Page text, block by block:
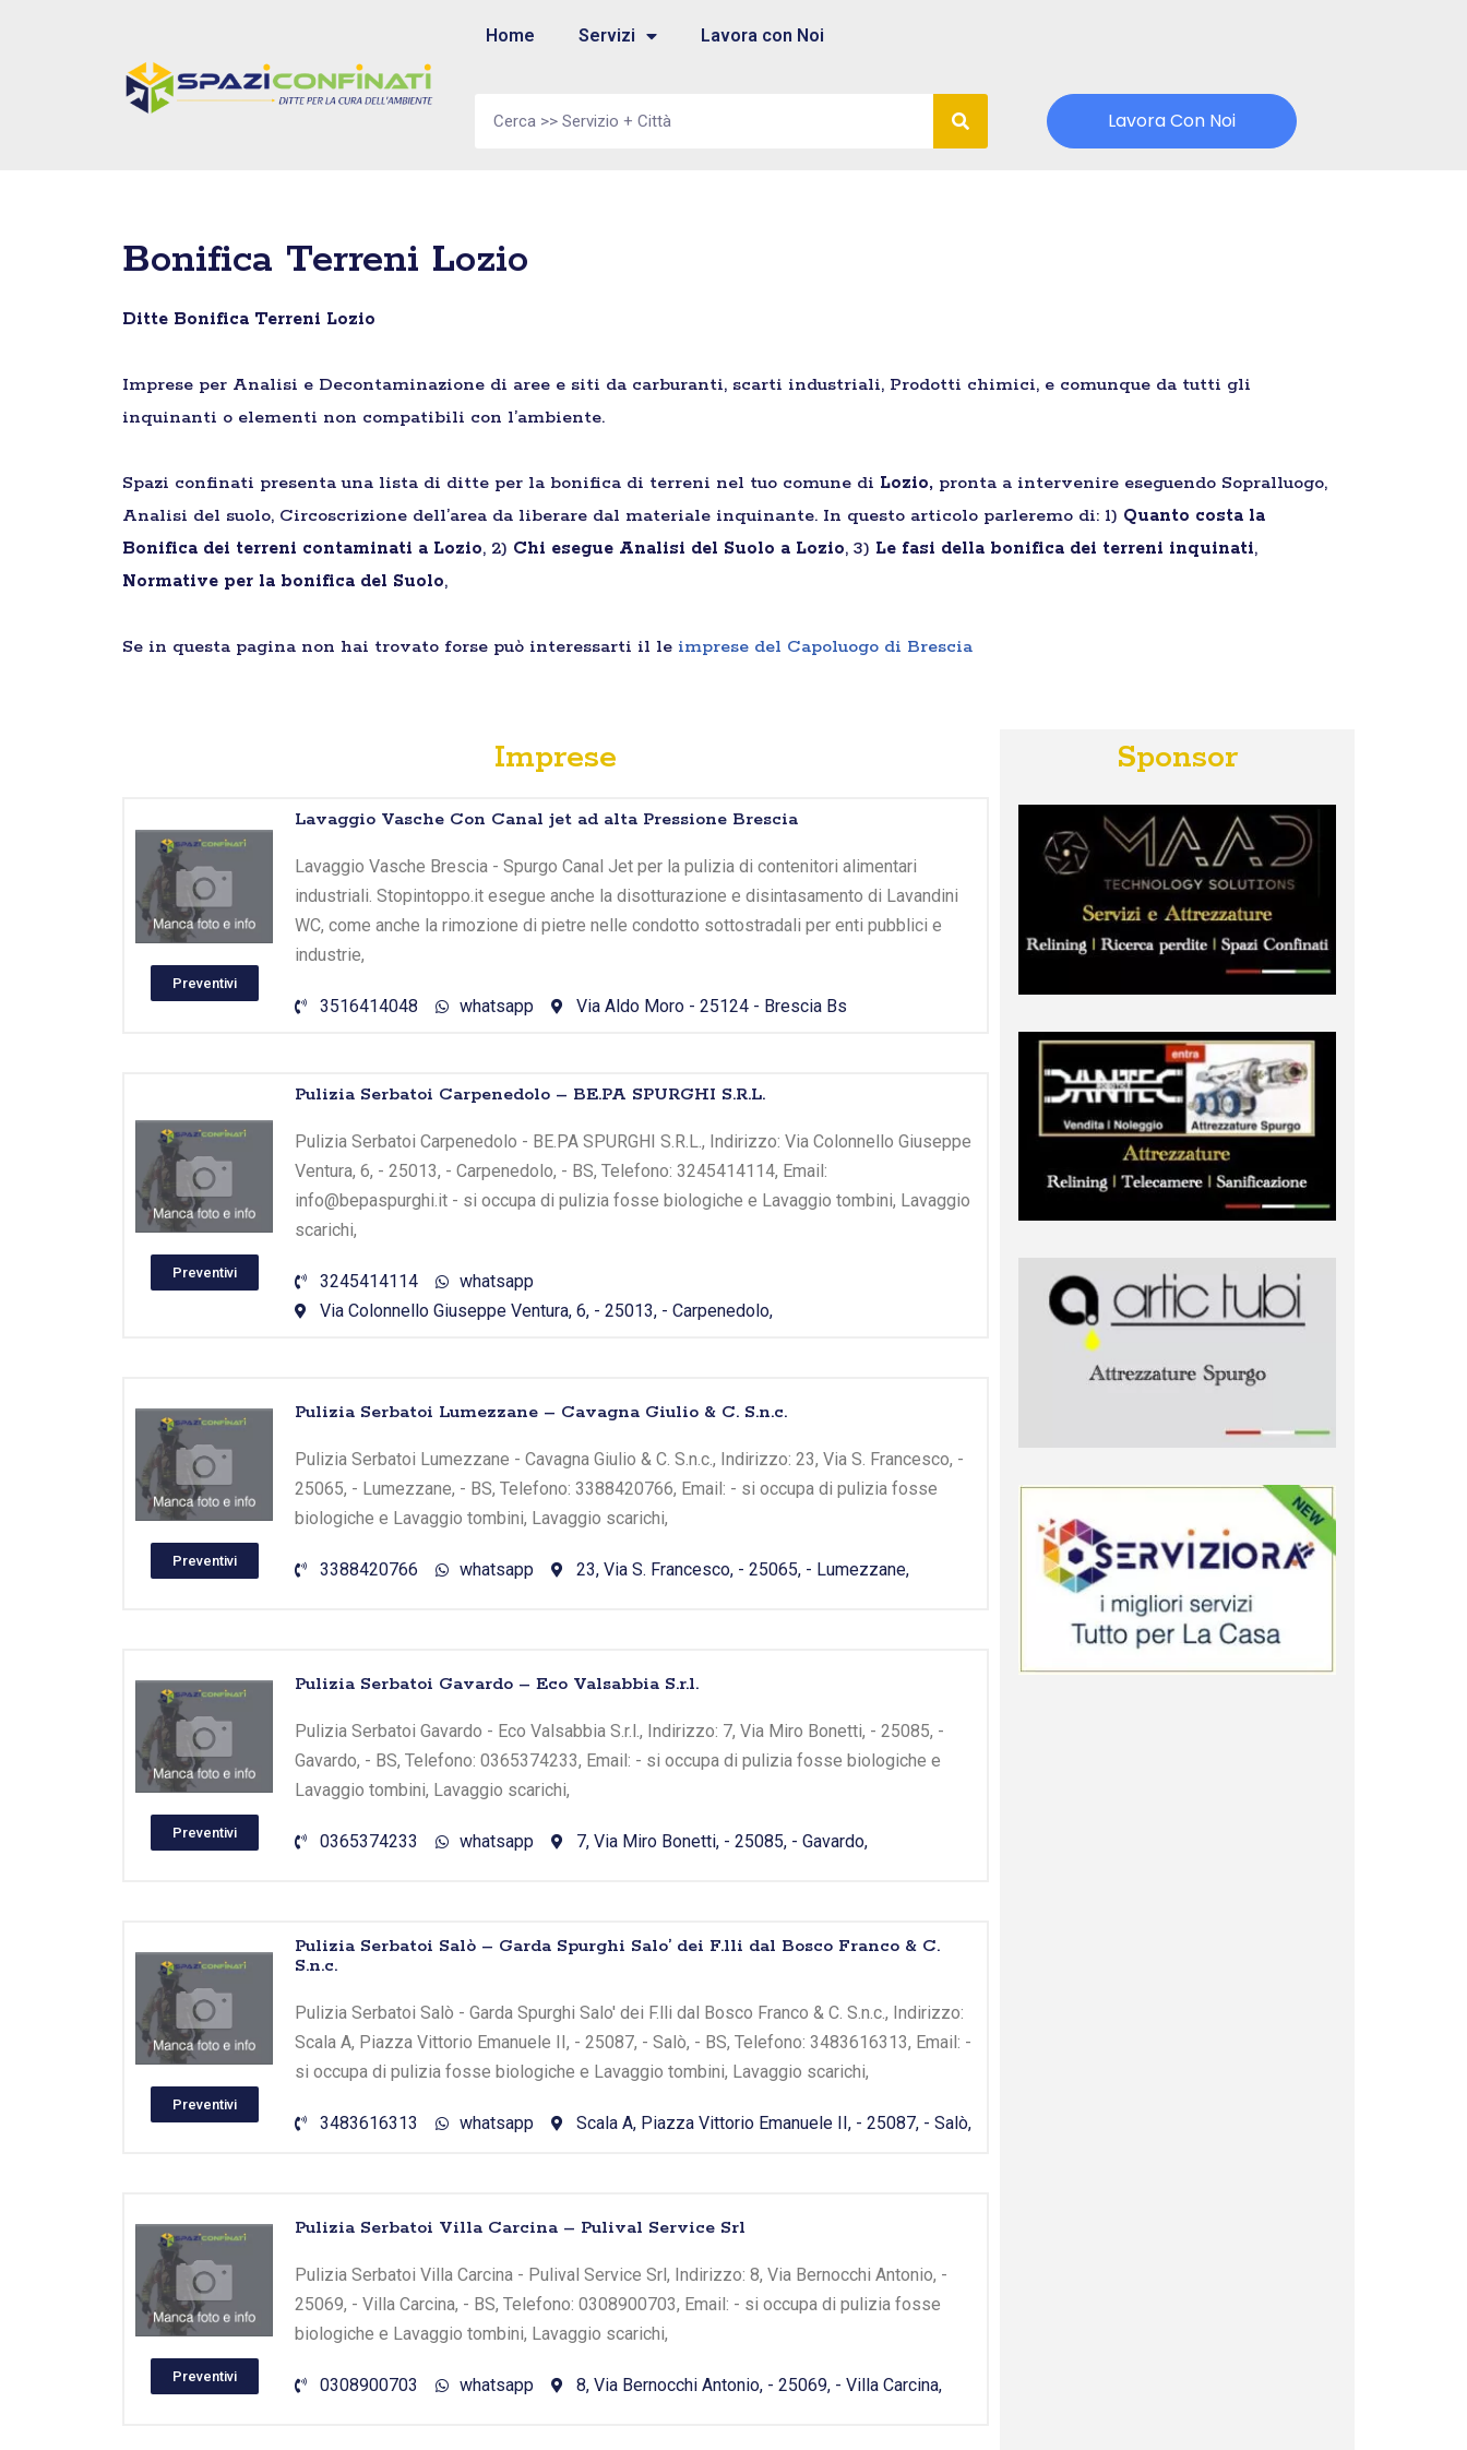
Home Servizi Lavora con Noi
Lavora Con Noi
Bonifica Terreni Lozio
Ditte Bonifica Terreni Lozio
Imprese per Analisi e Decontaminazione di aree e siti da carburanti, scarti industriali, Prodotti chimici, e comunque da tutti gli
inquinanti o elementi non compatibili con l’ambiente.
Spazi confinati presenta una lista di ditte per la bonifica di terreni nel tuo comune di Lozio, pronta a intervenire eseguendo Sopralluogo,
Analisi del suolo, Circoscrizione dell’area da liberare dal materiale inquinante. In questo articolo parleremo di: 1) Quanto costa la
Bonifica dei terreni contaminati a Lozio, 2) Chi esegue Analisi del Suolo a Lozio, 3) Le fasi della bonifica dei terreni inquinati,
Normative per la bonifica del Suolo,
Se in questa pagina non hai trovato forse può interessarti il le imprese del Capoluogo di Brescia
Imprese
Preventivi
Lavaggio Vasche Con Canal jet ad alta Pressione Brescia
Lavaggio Vasche Brescia - Spurgo Canal Jet per la pulizia di contenitori alimentari
industriali. Stopintoppo.it esegue anche la disotturazione e disintasamento di Lavandini
WC, come anche la rimozione di pietre nelle condotto sottostradali per enti pubblici e
industrie,
3516414048 whatsapp Via Aldo Moro - 25124 - Brescia Bs
Preventivi
Pulizia Serbatoi Carpenedolo – BE.PA SPURGHI S.R.L.
Pulizia Serbatoi Carpenedolo - BE.PA SPURGHI S.R.L., Indirizzo: Via Colonnello Giuseppe
Ventura, 6, - 25013, - Carpenedolo, - BS, Telefono: 3245414114, Email:
info@bepaspurghi.it - si occupa di pulizia fosse biologiche e Lavaggio tombini, Lavaggio
scarichi,
3245414114
whatsapp
Via Colonnello Giuseppe Ventura, 6, - 25013, - Carpenedolo,
Preventivi
Pulizia Serbatoi Lumezzane – Cavagna Giulio & C. S.n.c.
Pulizia Serbatoi Lumezzane - Cavagna Giulio & C. S.n.c., Indirizzo: 23, Via S. Francesco, -
25065, - Lumezzane, - BS, Telefono: 3388420766, Email: - si occupa di pulizia fosse
biologiche e Lavaggio tombini, Lavaggio scarichi,
3388420766 whatsapp 23, Via S. Francesco, - 25065, - Lumezzane,
Preventivi
Pulizia Serbatoi Gavardo – Eco Valsabbia S.r.l.
Pulizia Serbatoi Gavardo - Eco Valsabbia S.r.l., Indirizzo: 7, Via Miro Bonetti, - 25085, -
Gavardo, - BS, Telefono: 0365374233, Email: - si occupa di pulizia fosse biologiche e
Lavaggio tombini, Lavaggio scarichi,
0365374233 whatsapp 7, Via Miro Bonetti, - 25085, - Gavardo,
Preventivi
Pulizia Serbatoi Salò – Garda Spurghi Salo’ dei F.lli dal Bosco Franco & C.
S.n.c.
Pulizia Serbatoi Salò - Garda Spurghi Salo' dei F.lli dal Bosco Franco & C. S.n.c., Indirizzo:
Scala A, Piazza Vittorio Emanuele II, - 25087, - Salò, - BS, Telefono: 3483616313, Email: -
si occupa di pulizia fosse biologiche e Lavaggio tombini, Lavaggio scarichi,
3483616313 whatsapp Scala A, Piazza Vittorio Emanuele II, - 25087, - Salò,
Preventivi
Pulizia Serbatoi Villa Carcina – Pulival Service Srl
Pulizia Serbatoi Villa Carcina - Pulival Service Srl, Indirizzo: 8, Via Bernocchi Antonio, -
25069, - Villa Carcina, - BS, Telefono: 0308900703, Email: - si occupa di pulizia fosse
biologiche e Lavaggio tombini, Lavaggio scarichi,
0308900703 whatsapp 8, Via Bernocchi Antonio, - 25069, - Villa Carcina,
Sponsor